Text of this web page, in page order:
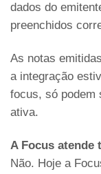
dados do
preenchidos
As notas
a integração
focus, só podem
ativa.
A Focus atende
Não. Hoje a